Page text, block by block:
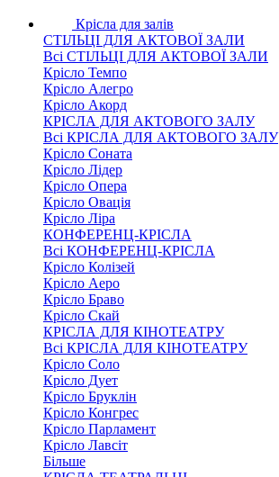
Крісла для залів
СТІЛЬЦІ ДЛЯ АКТОВОЇ ЗАЛИ
Всі СТІЛЬЦІ ДЛЯ АКТОВОЇ ЗАЛИ
Крісло Темпо
Крісло Алегро
Крісло Акорд
КРІСЛА ДЛЯ АКТОВОГО ЗАЛУ
Всі КРІСЛА ДЛЯ АКТОВОГО ЗАЛУ
Крісло Соната
Крісло Лідер
Крісло Опера
Крісло Овація
Крісло Ліра
КОНФЕРЕНЦ-КРІСЛА
Всі КОНФЕРЕНЦ-КРІСЛА
Крісло Колізей
Крісло Аеро
Крісло Браво
Крісло Скай
КРІСЛА ДЛЯ КІНОТЕАТРУ
Всі КРІСЛА ДЛЯ КІНОТЕАТРУ
Крісло Соло
Крісло Дует
Крісло Бруклін
Крісло Конгрес
Крісло Парламент
Крісло Лавсіт
Більше